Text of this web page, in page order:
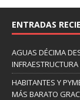
ENTRADAS
AGUAS DÉCIMA
HABITANTES Y
MÁS BARATO